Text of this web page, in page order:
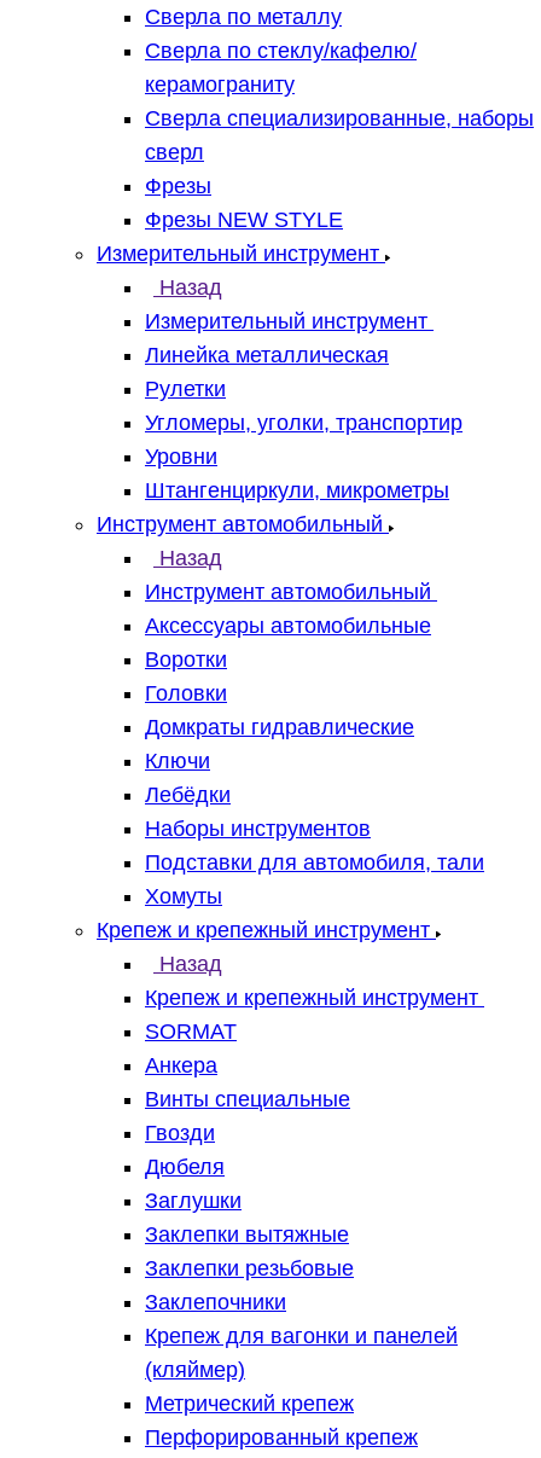
Сверла по металлу
Сверла по стеклу/кафелю/
керамограниту
Сверла специализированные, наборы
сверл
Фрезы
Фрезы NEW STYLE
Измерительный инструмент
Назад
Измерительный инструмент
Линейка металлическая
Рулетки
Угломеры, уголки, транспортир
Уровни
Штангенциркули, микрометры
Инструмент автомобильный
Назад
Инструмент автомобильный
Аксессуары автомобильные
Воротки
Головки
Домкраты гидравлические
Ключи
Лебёдки
Наборы инструментов
Подставки для автомобиля, тали
Хомуты
Крепеж и крепежный инструмент
Назад
Крепеж и крепежный инструмент
SORMAT
Анкера
Винты специальные
Гвозди
Дюбеля
Заглушки
Заклепки вытяжные
Заклепки резьбовые
Заклепочники
Крепеж для вагонки и панелей
(кляймер)
Метрический крепеж
Перфорированный крепеж